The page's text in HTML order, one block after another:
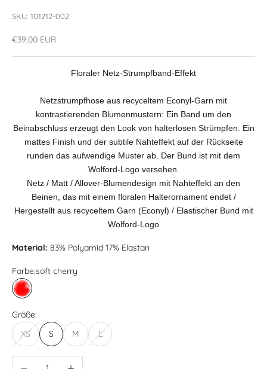
SKU: 101212-002
Angebot
€39,00 EUR
Floraler Netz-Strumpfband-Effekt
Netzstrumpfhose aus recyceltem Econyl-Garn mit
kontrastierenden Blumenmustern: Ein Band um den
Beinabschluss erzeugt den Look von halterlosen Strümpfen. Ein
mattes Finish und der subtile Nahteffekt auf der Rückseite
runden das aufwendige Muster ab. Der Bund ist mit dem
Wolford-Logo versehen.
Netz / Matt / Allover-Blumendesign mit Nahteffekt an den
Beinen, das mit einem floralen Halterornament endet /
Hergestellt aus recyceltem Garn (Econyl) / Elastischer Bund mit
Wolford-Logo
Material: 83% Polyamid 17% Elastan
Farbe:soft cherry
soft cherry
Größe:
XS
S M L
Anzahl verringern